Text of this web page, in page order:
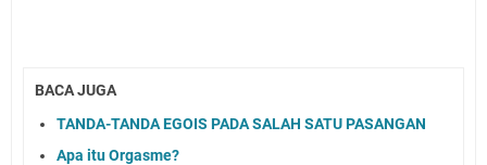
BACA JUGA
TANDA-TANDA EGOIS PADA SALAH SATU PASANGAN
Apa itu Orgasme?